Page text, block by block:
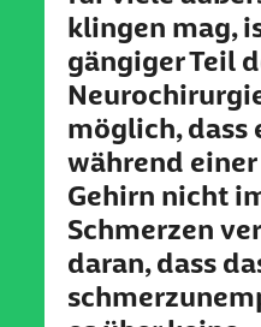
klingen mag,
gängiger Teil
möglich, dass
während
Gehirn nicht
Schmerzen
daran, dass